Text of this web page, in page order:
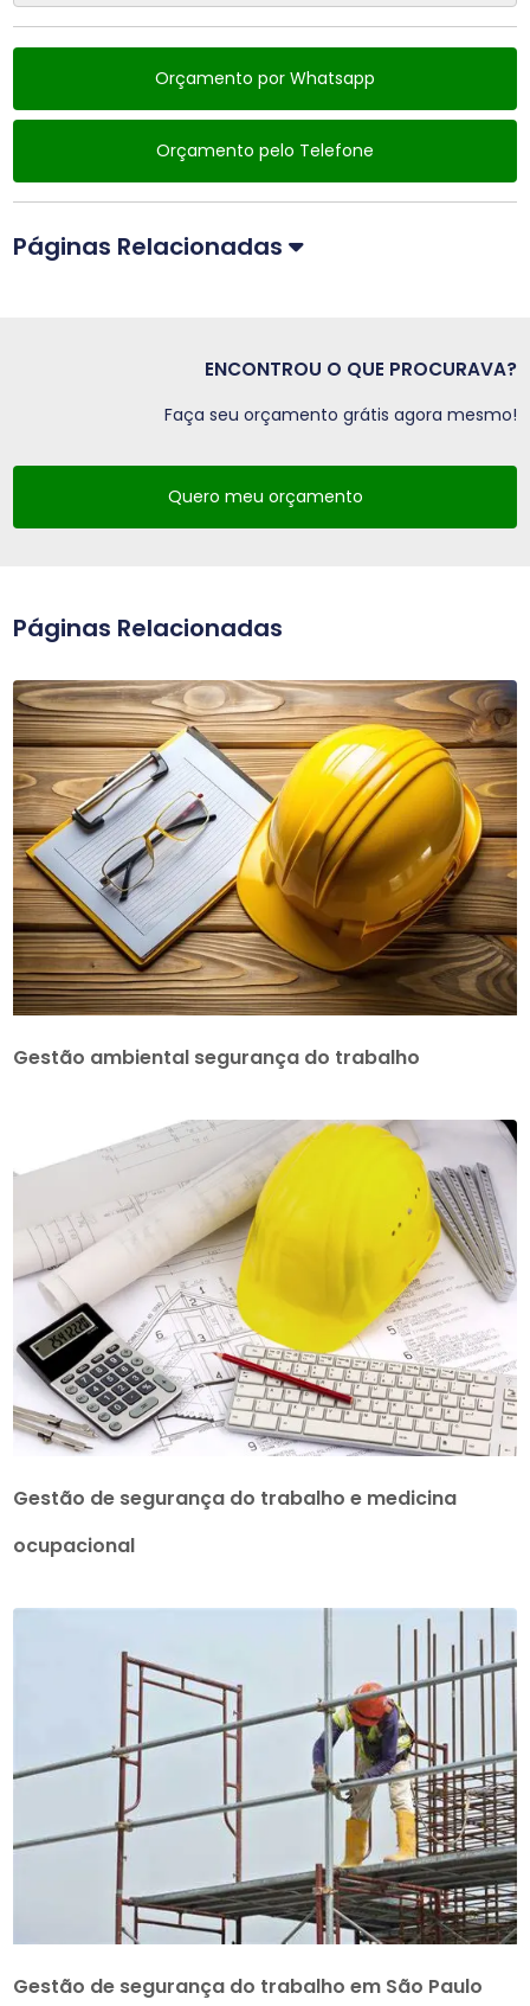
Orçamento por Whatsapp
Orçamento pelo Telefone
Páginas Relacionadas
ENCONTROU O QUE PROCURAVA?
Faça seu orçamento grátis agora mesmo!
Quero meu orçamento
Páginas Relacionadas
Gestão ambiental segurança do trabalho
Gestão de segurança do trabalho e medicina
ocupacional
Gestão de segurança do trabalho em São Paulo